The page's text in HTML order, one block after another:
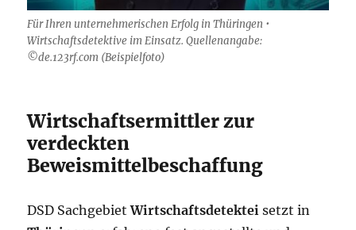
Für Ihren unternehmerischen Erfolg in Thüringen •
Wirtschaftsdetektive im Einsatz. Quellenangabe:
©de.123rf.com (Beispielfoto)
Wirtschaftsermittler zur
verdeckten
Beweismittelbeschaffung
DSD SachgebietWirtschaftsdetektei setzt in